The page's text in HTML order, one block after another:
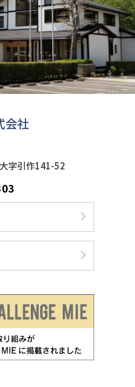
会社
字引作141-52